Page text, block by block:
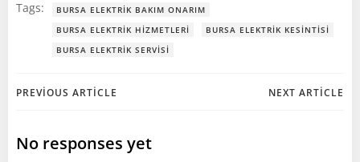
Tags:
BURSA ELEKTRIK BAKIM ONARIM
BURSA ELEKTRIK HIZMETLERI
BURSA ELEKTRIK KESINTISI
BURSA ELEKTRIK SERVISI
Post
navigation
PREVIOUS ARTICLE NEXT ARTICLE
No responses yet